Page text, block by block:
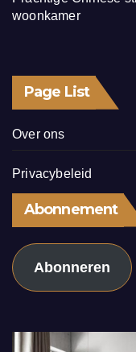
woonkamer
Page List
Over ons
Privacybeleid
Abonnement
Abonneren